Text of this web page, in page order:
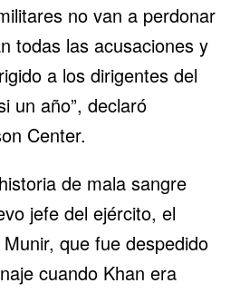
no van a perdonar
todas las acusaciones y
a los dirigentes del
un año”, declaró
Center.
de mala sangre
jefe del ejército, el
que fue despedido
cuando Khan era